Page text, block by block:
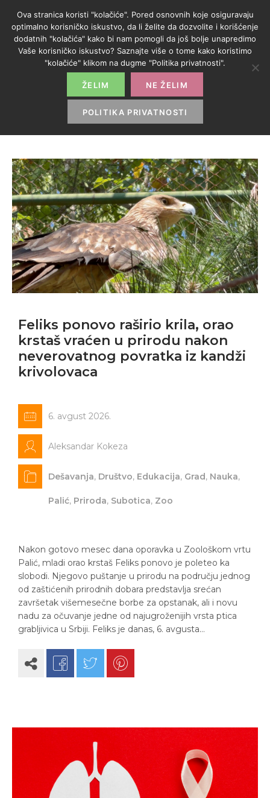
KATEGORIJA:
Feliks ponovo raširio krila, orao
krstaš vraćen u prirodu nakon
neverovatnog povratka iz kandži
krivolovaca
6. avgust 2026.
Aleksandar Kokeza
Dešavanja, Društvo, Edukacija, Grad, Nauka,
Palić, Priroda, Subotica, Zoo
Nakon gotovo mesec dana oporavka u Zoološkom vrtu
Palić, mladi orao krstaš Feliks ponovo je poleteo ka
slobodi. Njegovo puštanje u prirodu na području jednog
od zaštićenih prirodnih dobara predstavlja srećan
završetak višemesečne borbe za opstanak, ali i novu
nadu za očuvanje jedne od najugroženijih vrsta ptica
grabljivica u Srbiji. Feliks je danas, 6. avgusta…
Ova stranica koristi "kolačiće". Pored osnovnih koje osiguravaju
optimalno korisničko iskustvo, da li želite da dozvolite i korišćenje
dodatnih "kolačića" kako bi nam pomogli da još bolje unapredimo
Vaše korisničko iskustvo? Saznajte više o tome kako koristimo
"kolačiće" klikom na dugme "Politika privatnosti".
ŽELIM NE ŽELIM
POLITIKA PRIVATNOSTI